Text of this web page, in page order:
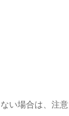
い場合は、注意